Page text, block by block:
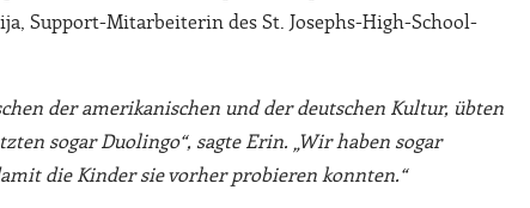
Support-Mitarbeiterin des St. Josephs-High-School-
der amerikanischen und der deutschen Kultur, übten
sogar Duolingo“, sagte Erin. „Wir haben sogar
die Kinder sie vorher probieren konnten.“